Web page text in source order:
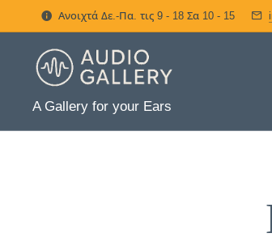
Ανοιχτά Δε.-Πα. τις 9 - 18 Σα 10 - 15
A Gallery for your Ears